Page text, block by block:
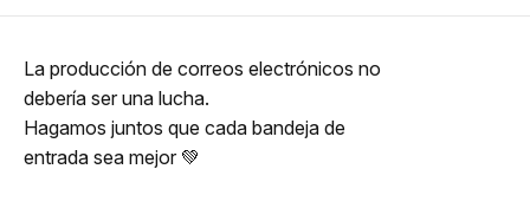
La producción de correos electrónicos no
debería ser una lucha.
Hagamos juntos que cada bandeja de
entrada sea mejor 💚